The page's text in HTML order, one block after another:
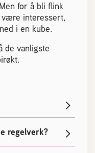
for å bli flink
interessert,
i en kube.
de vanligste
regelverk?